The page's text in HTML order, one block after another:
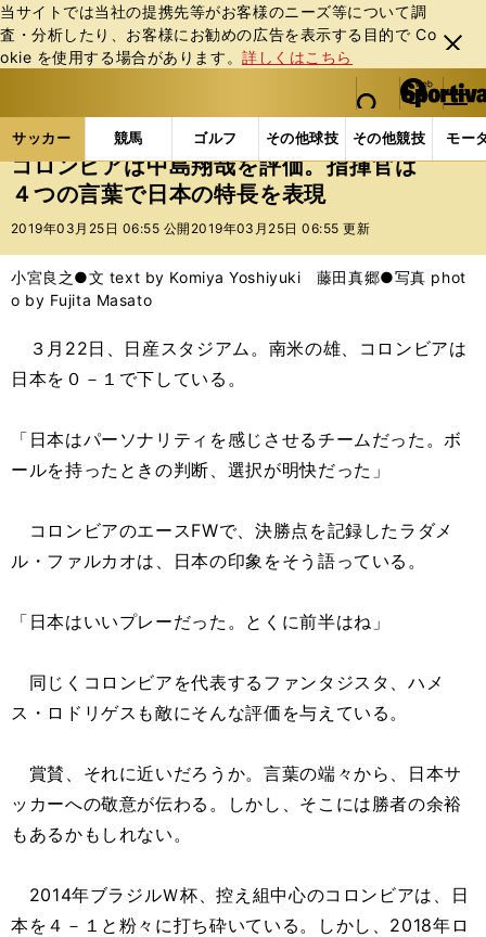
当サイトでは当社の提携先等がお客様のニーズ等について調
査・分析したり、お客様にお勧めの広告を表⽰する⽬的で Co
okie を使⽤する場合があります。詳しくはこちら
閉じ
る
web Sportiva (webスポルティーバ)
検索
マイペ
ー
ジ
メニュ
サッカー 競馬 ゴルフ その他球技 その他競技 モー
ス
ポ
ル
バ
サッカーの記事一覧 サッカー代表 日本代表 コ
コロンビアは中島翔哉を評価。指揮官は
４つの言葉で日本の特長を表現
2019年03月25日 06:55 公開 2019年03月25日 06:55 更新
小宮良之●文 text by Komiya Yoshiyuki 藤田真郷●写真 phot
o by Fujita Masato
３月22日、日産スタジアム。南米の雄、コロンビアは
日本を０－１で下している。
「日本はパーソナリティを感じさせるチームだった。ボ
ールを持ったときの判断、選択が明快だった」
コロンビアのエースFWで、決勝点を記録したラダメ
ル・ファルカオは、日本の印象をそう語っている。
「日本はいいプレーだった。とくに前半はね」
同じくコロンビアを代表するファンタジスタ、ハメ
ス・ロドリゲスも敵にそんな評価を与えている。
賞賛、それに近いだろうか。言葉の端々から、日本サ
ッカーへの敬意が伝わる。しかし、そこには勝者の余裕
もあるかもしれない。
2014年ブラジルＷ杯、控え組中心のコロンビアは、日
本を４－１と粉々に打ち砕いている。しかし、2018年ロ